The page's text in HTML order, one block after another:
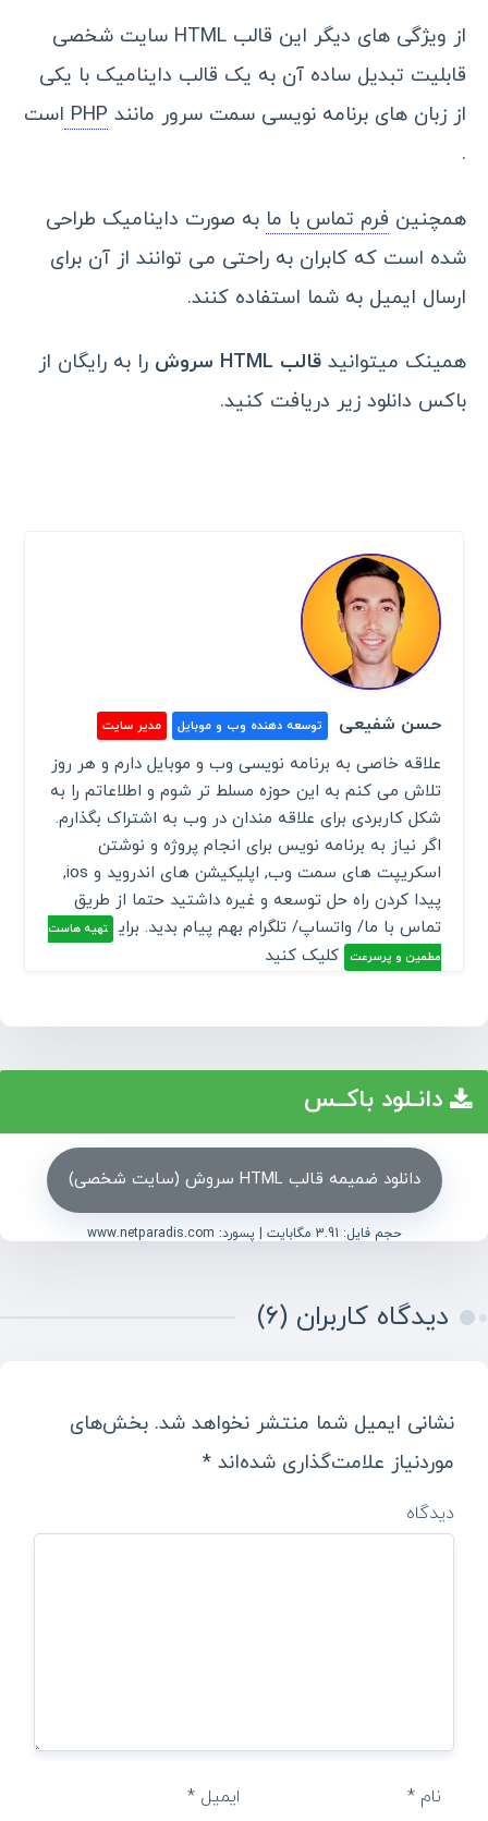
از ویژگی های دیگر این قالب HTML سایت شخصی
قابلیت تبدیل ساده آن به یک قالب داینامیک با یکی
از زبان های برنامه نویسی سمت سرور مانند PHP است
.
همچنین فرم تماس با ما به صورت داینامیک طراحی
شده است که کابران به راحتی می توانند از آن برای
ارسال ایمیل به شما استفاده کنند.
همینک میتوانید قالب HTML سروش
را به رایگان از
باکس دانلود زیر دریافت کنید.
حسن شفیعی توسعه دهنده وب و موبایل مدیر سایت
علاقه خاصی به برنامه نویسی وب و موبایل دارم و هر روز
تلاش می کنم به این حوزه مسلط تر شوم و اطلاعاتم را به
شکل کاربردی برای علاقه مندان در وب به اشتراک بگذارم.
اگر نیاز به برنامه نویس برای انجام پروژه و نوشتن
اسکریپت های سمت وب, اپلیکیشن های اندروید و ios,
پیدا کردن راه حل توسعه و غیره داشتید حتما از طریق
تماس با ما/ واتساپ/ تلگرام بهم پیام بدید. برای
تهیه هاست
مطمین و پرسرعت
کلیک کنید
دانـلود باکــس
دانلود ضمیمه قالب HTML سروش (سایت شخصی)
حجم فایل: 3.91 مگابایت | پسورد: www.netparadis.com
دیدگاه کاربران (۶)
نشانی ایمیل شما منتشر نخواهد شد. بخش‌های
موردنیاز علامت‌گذاری شده‌اند*
دیدگاه
نام * ایمیل *